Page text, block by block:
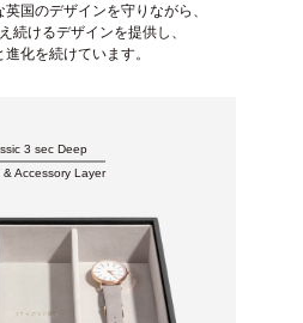
国のデザインを守りながら、
続けるデザインを提供し、
化を続けています。
3 sec Deep
& Accessory Layer